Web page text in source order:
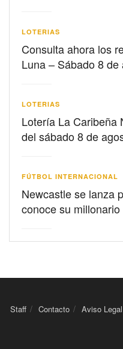
LOTERIAS
Consulta ahora los
Luna – Sábado 8 de
LOTERIAS
Lotería La Caribeña
del sábado 8 de
FÚTBOL INTERNACIONAL
Newcastle se lanza
conoce su
Staff Contacto Aviso